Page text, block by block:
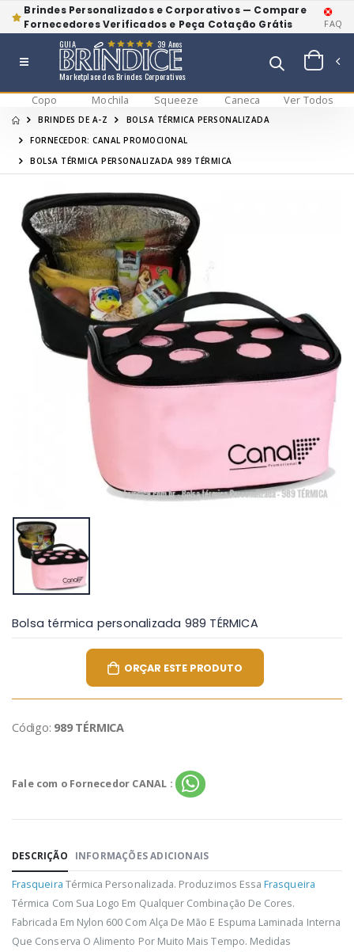
Brindes Personalizados e Corporativos — Compare
Fornecedores Verificados e Peça Cotação Grátis
FAQ
Marketplace dos Brindes Corporativos
GUIA 39 Anos
Copo Mochila Squeeze Caneca Ver Todos
BRINDES DE A-Z
BOLSA TÉRMICA PERSONALIZADA
FORNECEDOR: CANAL PROMOCIONAL
BOLSA TÉRMICA PERSONALIZADA 989 TÉRMICA
Bolsa térmica personalizada 989 TÉRMICA
ORÇAR ESTE PRODUTO
Código: 989 TÉRMICA
Fale com o Fornecedor CANAL :
DESCRIÇÃO INFORMAÇÕES ADICIONAIS
Frasqueira Térmica Personalizada. Produzimos EssaFrasqueira
Térmica Com Sua Logo Em Qualquer Combinação De Cores.
Fabricada Em Nylon 600 Com Alça De Mão E Espuma Laminada Interna
Que Conserva O Alimento Por Muito Mais Tempo. Medidas